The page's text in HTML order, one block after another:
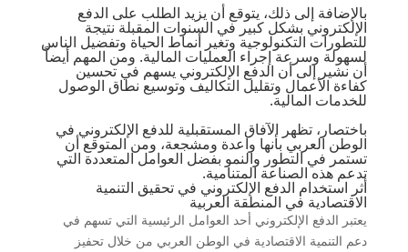
بالإضافة إلى ذلك، يتوقع أن يزيد الطلب على الدفع
الإلكتروني بشكل كبير في السنوات المقبلة نتيجة
للتطورات التكنولوجية وتغير أنماط الحياة وتفضيل الناس
لسهولة وسرعة إجراء العمليات المالية. ومن المهم أيضاً
أن نشير إلى أن الدفع الإلكتروني يسهم في تحسين
كفاءة الأعمال وتقليل التكاليف وتوسيع نطاق الوصول
للخدمات المالية.
باختصار، تظهر الآفاق المستقبلية للدفع الإلكتروني في
الوطن العربي بأنها واعدة ومشجعة، ومن المتوقع أن
تستمر في التطور والنمو بفضل العوامل المتعددة التي
تدعم هذه الصناعة المتنامية.
أثر استخدام الدفع الإلكتروني في تحقيق التنمية
الاقتصادية في المنطقة العربية
يعتبر الدفع الإلكتروني أحد العوامل الرئيسية التي تسهم في
دعم التنمية الاقتصادية في الوطن العربي من خلال تحفيز